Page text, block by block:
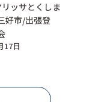
リッサとくしま
好市/出張登
17日